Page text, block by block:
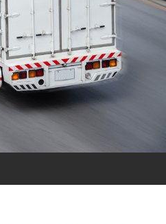
de tradição no
de móveis.